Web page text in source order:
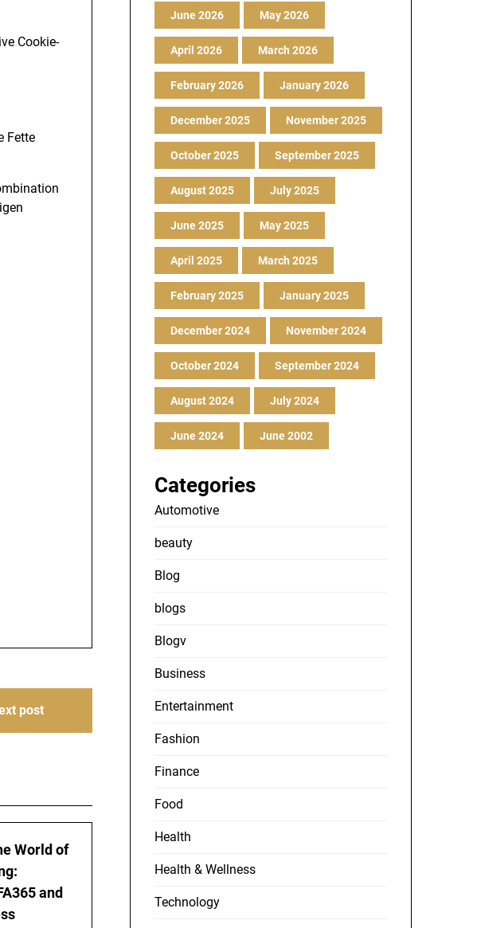
Cookie-
Fette
post
World of
and
June 2026 May 2026
April 2026 March 2026
February 2026 January 2026
December 2025 November 2025
October 2025 September 2025
August 2025 July 2025
June 2025 May 2025
April 2025 March 2025
February 2025 January 2025
December 2024 November 2024
October 2024 September 2024
August 2024 July 2024
June 2024 June 2002
Categories
Automotive
beauty
Blog
blogs
Blogv
Business
Entertainment
Fashion
Finance
Food
Health
Health & Wellness
Technology